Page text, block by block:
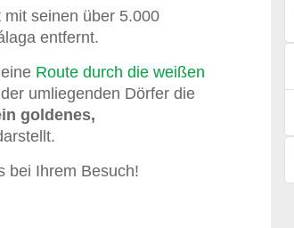
seinen über 5.000
entfernt.
Route durch die weißen
umliegenden Dörfer die
goldenes,
bei Ihrem Besuch!